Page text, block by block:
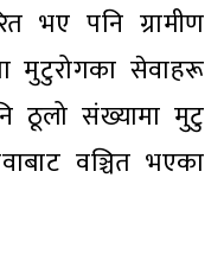
भए पनि ग्रामीण
सेवाहरू
ठूलो संख्यामा मुटु
वञ्चित भएका